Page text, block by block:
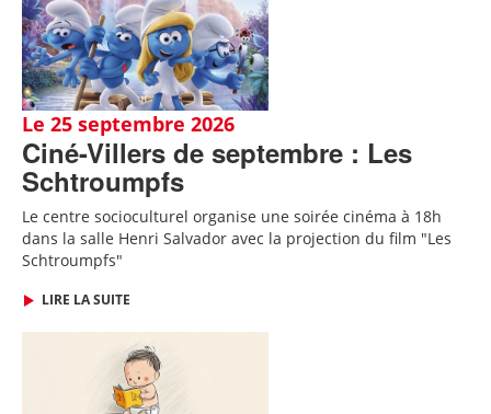
Le 25 septembre 2026
Ciné-Villers de septembre : Les
Schtroumpfs
Le centre socioculturel organise une soirée cinéma à 18h
dans la salle Henri Salvador avec la projection du film "Les
Schtroumpfs"
LIRE LA SUITE